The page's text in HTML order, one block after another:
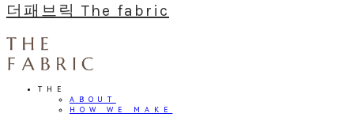
더패브릭 The fabric
THE
ABOUT
HOW WE MAKE